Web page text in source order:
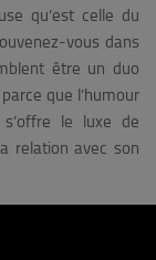
qu’est celle du
vous dans
être un duo
que l’humour
le luxe de
relation avec son